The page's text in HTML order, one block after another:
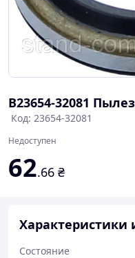
В23654-32081
Код: 23654-32081
Недоступен
62.66 ₴
Характеристики
Состояние